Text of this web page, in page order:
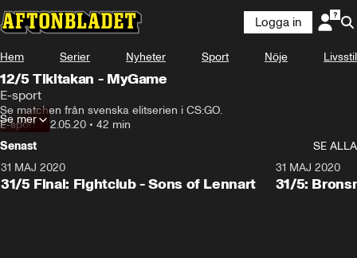
Logga in
Hem Serier Nyheter Sport Nöje Livsstil
12/5 Tikitakan - MyGame
E-sport
Se matchen från svenska elitserien i CS:GO.
E-sport • 12.05.20 • 42 min
Se mer
Senast
SE ALLA
31 MAJ 2020
31/5 Final: Fightclub - Sons of Lennart
31 MAJ 2020
31/5: